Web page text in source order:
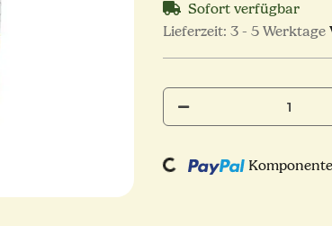
Sofort verfügbar
Lieferzeit: 3 - 5 Werktage
Loading...